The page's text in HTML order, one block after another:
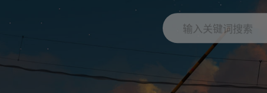
输入关键词搜索